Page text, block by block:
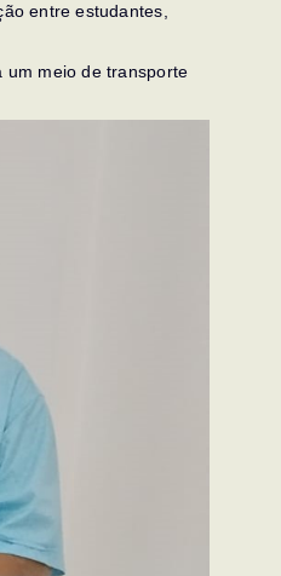
entre estudantes,
um meio de transporte